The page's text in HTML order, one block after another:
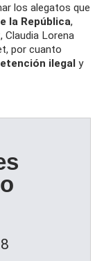
los alegatos que
la República,
Claudia Lorena
por cuanto
ilegaly